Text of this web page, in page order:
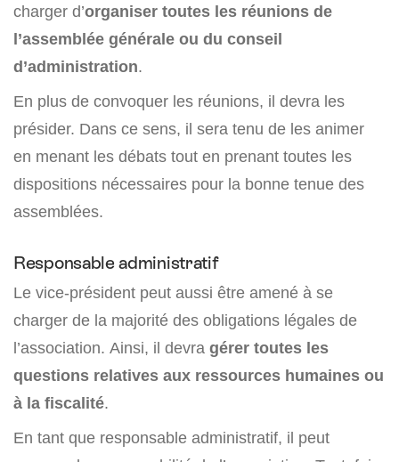
charger d’organiser toutes les réunions de
l’assemblée générale ou du conseil
d’administration.
En plus de convoquer les réunions, il devra les
présider. Dans ce sens, il sera tenu de les animer
en menant les débats tout en prenant toutes les
dispositions nécessaires pour la bonne tenue des
assemblées.
Responsable administratif
Le vice-président peut aussi être amené à se
charger de la majorité des obligations légales de
l’association. Ainsi, il devra gérer toutes les
questions relatives aux ressources humaines ou
à la fiscalité.
En tant que responsable administratif, il peut